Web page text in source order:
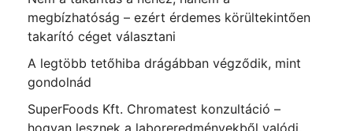
megbízhatóság – ezért érdemes körültekintően
takarító céget választani
A legtöbb tetőhiba drágábban végződik, mint
gondolnád
SuperFoods Kft. Chromatest konzultáció –
hogyan lesznek a laboreredményekből valódi,